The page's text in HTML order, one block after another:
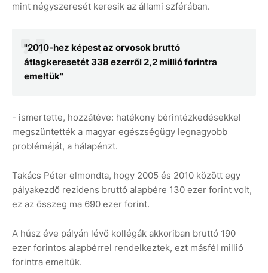
mint négyszeresét keresik az állami szférában.
"2010-hez képest az orvosok bruttó
átlagkeresetét 338 ezerről 2,2 millió forintra
emeltük"
- ismertette, hozzátéve: hatékony bérintézkedésekkel
megszüntették a magyar egészségügy legnagyobb
problémáját, a hálapénzt.
Takács Péter elmondta, hogy 2005 és 2010 között egy
pályakezdő rezidens bruttó alapbére 130 ezer forint volt,
ez az összeg ma 690 ezer forint.
A húsz éve pályán lévő kollégák akkoriban bruttó 190
ezer forintos alapbérrel rendelkeztek, ezt másfél millió
forintra emeltük.